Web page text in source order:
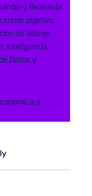
y Risaralda.
como objetivo
de líderes
Inteligencia
Datos y
a